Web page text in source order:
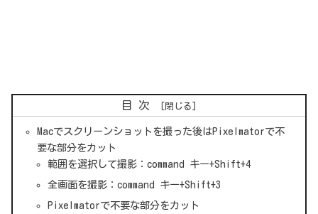
目次
Macでスクリーンショットを撮った後はPixelmatorで不
要な部分をカット
範囲を選択して撮影：command キー+Shift+4
全画面を撮影：command キー+Shift+3
Pixelmatorで不要な部分をカット